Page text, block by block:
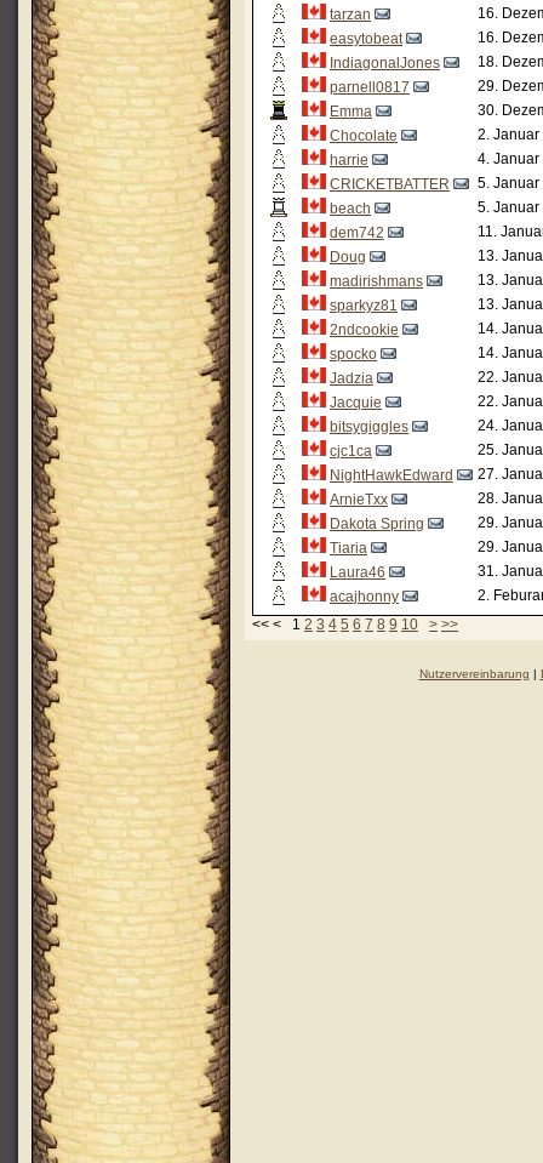
tarzan
16.
easytobeat
16.
IndiagonalJones
18.
parnell0817
29.
Emma
30.
Chocolate
2.
harrie
4.
CRICKETBATTER
5.
beach
5.
dem742
11.
Doug
13.
madirishmans
13.
sparkyz81
13.
2ndcookie
14.
spocko
14.
Jadzia
22.
Jacquie
22.
bitsygiggles
24.
cjc1ca
25.
NightHawkEdward
27.
ArnieTxx
28.
Dakota Spring
29.
Tiaria
29.
Laura46
31.
acajhonny
2.
<< < 1 2 3 4 5 6 7 8 9 10 > >>
Nutzervereinbarung |